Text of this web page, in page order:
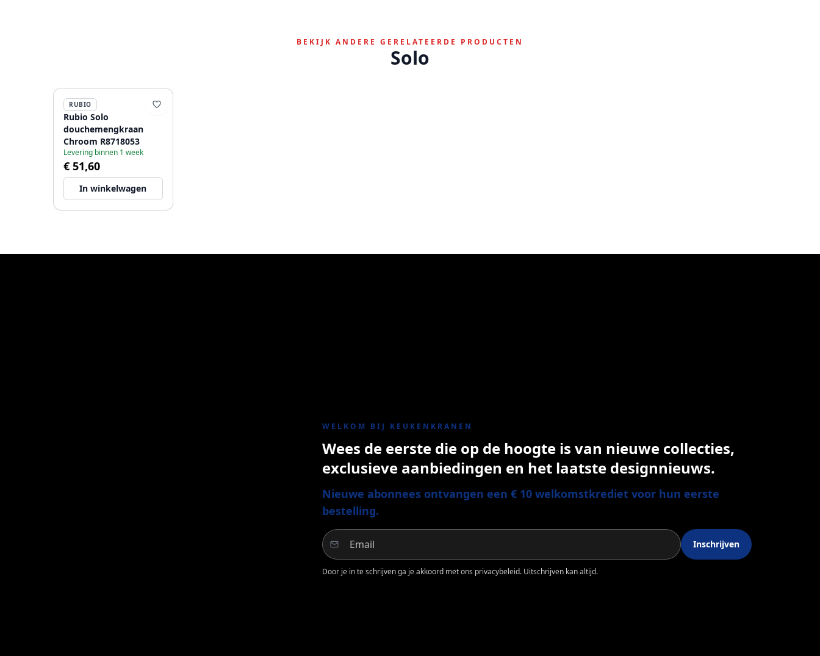
BEKIJK ANDERE GERELATEERDE PRODUCTEN
Solo
RUBIO
Rubio Solo
douchemengkraan
Chroom R8718053
Levering binnen 1 week
€ 51,60
In winkelwagen
WELKOM BIJ KEUKENKRANEN
Wees de eerste die op de hoogte is van nieuwe collecties,
exclusieve aanbiedingen en het laatste designnieuws.
Nieuwe abonnees ontvangen een € 10 welkomstkrediet voor hun eerste
bestelling.
Inschrijven
Door je in te schrijven ga je akkoord met ons privacybeleid. Uitschrijven kan altijd.